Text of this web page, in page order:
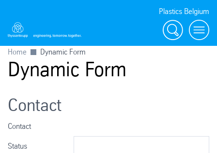
Plastics Belgium
Zoeken Menu
Home Dynamic Form
Dynamic Form
Contact
Contact
Status